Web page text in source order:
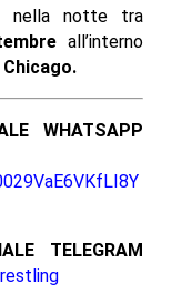
nella notte tra
all’interno
Chicago.
WHATSAPP
TELEGRAM